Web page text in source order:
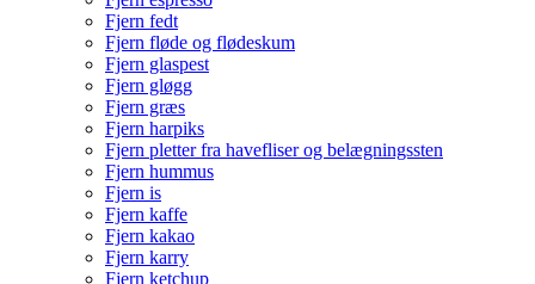
Fjern fedt
Fjern fløde og flødeskum
Fjern glaspest
Fjern gløgg
Fjern græs
Fjern harpiks
Fjern pletter fra havefliser og belægningssten
Fjern hummus
Fjern is
Fjern kaffe
Fjern kakao
Fjern karry
Fjern ketchup